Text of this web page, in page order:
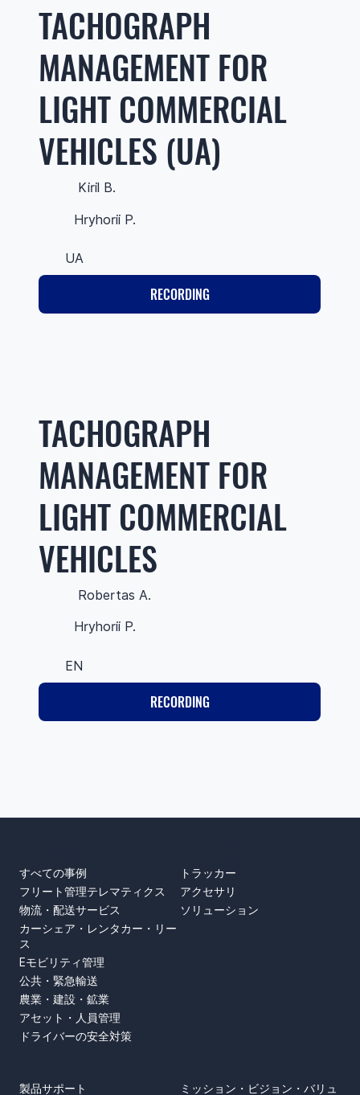
TACHOGRAPH
MANAGEMENT FOR
LIGHT COMMERCIAL
VEHICLES (UA)
Kiril B.
Hryhorii P.
UA
RECORDING
TACHOGRAPH
MANAGEMENT FOR
LIGHT COMMERCIAL
VEHICLES
Robertas A.
Hryhorii P.
EN
RECORDING
すべての事例
フリート管理テレマティクス
物流・配送サービス
カーシェア・レンタカー・リー
ス
Eモビリティ管理
公共・緊急輸送
農業・建設・鉱業
アセット・人員管理
ドライバーの安全対策
トラッカー
アクセサリ
ソリューション
ミッション・ビジョン・バリュ
製品サポート